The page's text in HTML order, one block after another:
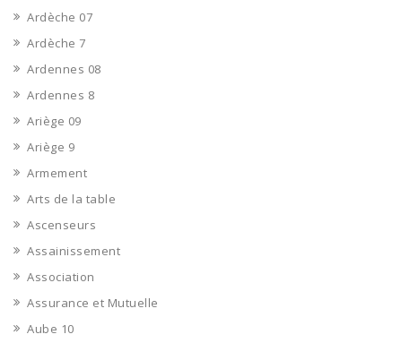
Ardèche 07
Ardèche 7
Ardennes 08
Ardennes 8
Ariège 09
Ariège 9
Armement
Arts de la table
Ascenseurs
Assainissement
Association
Assurance et Mutuelle
Aube 10